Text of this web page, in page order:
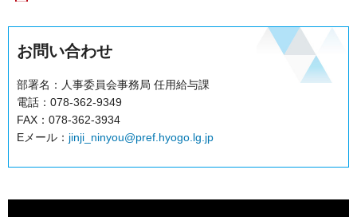
お問い合わせ
部署名：人事委員会事務局 任用給与課
電話：078-362-9349
FAX：078-362-3934
Eメール： jinji_ninyou@pref.hyogo.lg.jp